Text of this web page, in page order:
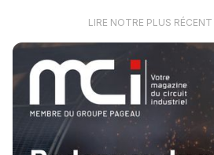
LIRE NOTRE PLUS